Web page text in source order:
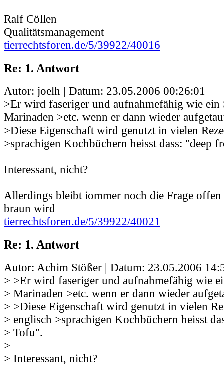
Ralf Cöllen
Qualitätsmanagement
tierrechtsforen.de/5/39922/40016
Re: 1. Antwort
Autor: joelh | Datum: 23.05.2006 00:26:01
>Er wird faseriger und aufnahmefähig wie
Marinaden >etc. wenn er dann wieder
>Diese Eigenschaft wird genutzt in vielen
>sprachigen Kochbüchern heisst dass: "deep
Interessant, nicht?
Allerdings bleibt iommer noch die Frage
braun wird
tierrechtsforen.de/5/39922/40021
Re: 1. Antwort
Autor: Achim Stößer | Datum: 23.05.2006
> >Er wird faseriger und aufnahmefähig wie
> Marinaden >etc. wenn er dann wieder
> >Diese Eigenschaft wird genutzt in vielen
> englisch >sprachigen Kochbüchern heisst
> Tofu".
>
> Interessant, nicht?